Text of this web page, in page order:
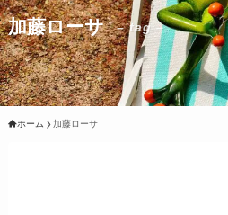
加藤ローサ – tag –
ホーム 加藤ローサ